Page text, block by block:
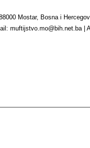
Mostar, Bosna i
muftijstvo.mo@bih.net.ba |